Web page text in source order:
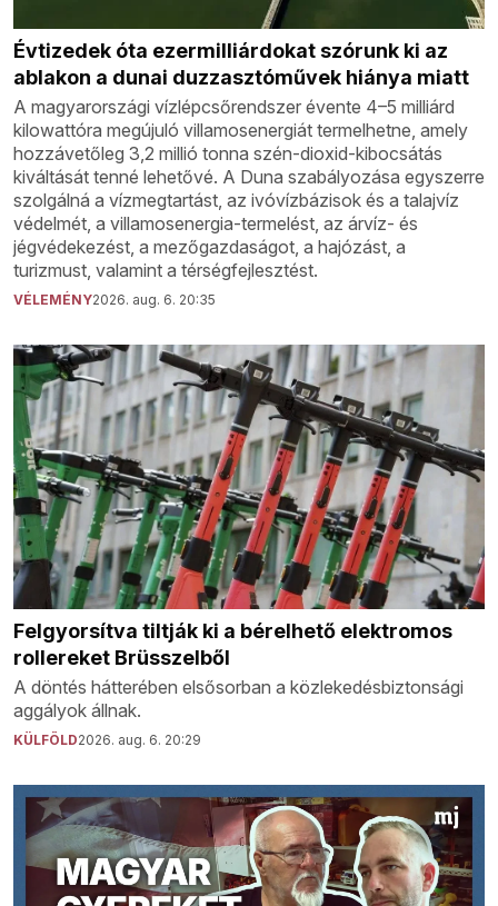
Évtizedek óta ezermilliárdokat szórunk ki az
ablakon a dunai duzzasztóművek hiánya miatt
A magyarországi vízlépcsőrendszer évente 4–5 milliárd
kilowattóra megújuló villamosenergiát termelhetne, amely
hozzávetőleg 3,2 millió tonna szén-dioxid-kibocsátás
kiváltását tenné lehetővé. A Duna szabályozása egyszerre
szolgálná a vízmegtartást, az ivóvízbázisok és a talajvíz
védelmét, a villamosenergia-termelést, az árvíz- és
jégvédekezést, a mezőgazdaságot, a hajózást, a
turizmust, valamint a térségfejlesztést.
VÉLEMÉNY2026. aug. 6. 20:35
Felgyorsítva tiltják ki a bérelhető elektromos
rollereket Brüsszelből
A döntés hátterében elsősorban a közlekedésbiztonsági
aggályok állnak.
KÜLFÖLD2026. aug. 6. 20:29